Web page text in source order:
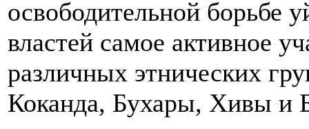
освободительной борьбе
властей самое активное
различных этнических
Коканда, Бухары, Хивы и